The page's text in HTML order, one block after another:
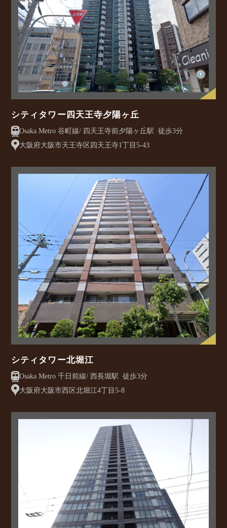
シティタワー四天王寺夕陽ヶ丘
Osaka Metro 谷町線/ 四天王寺前夕陽ヶ丘駅 徒歩3分
大阪府大阪市天王寺区四天王寺1丁目5-43
シティタワー北堀江
Osaka Metro 千日前線/ 西長堀駅 徒歩3分
大阪府大阪市西区北堀江4丁目5-8